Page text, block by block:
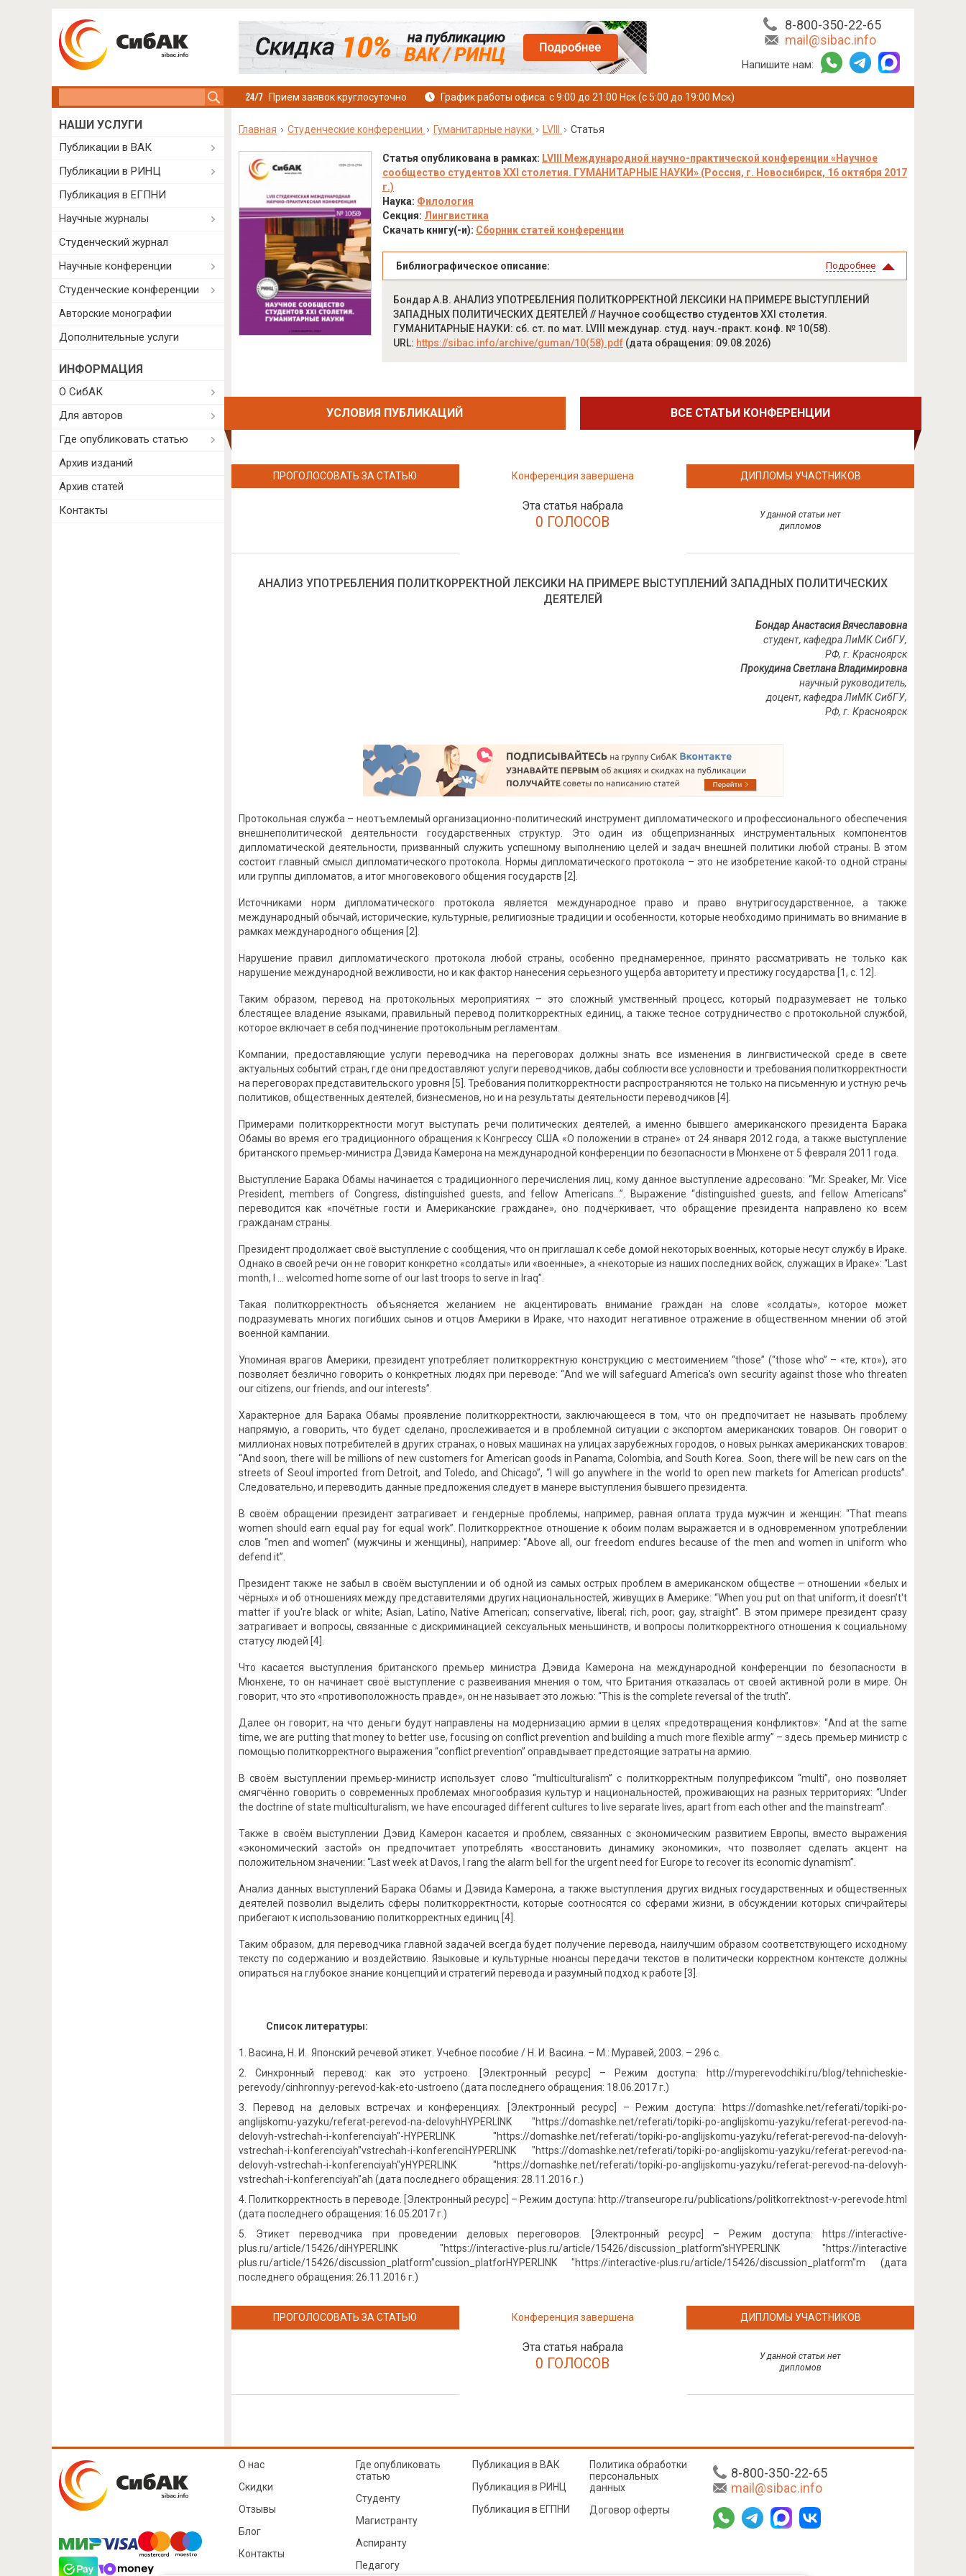
8-800-350-22-65
mail@sibac.info
Напишите нам:
Прием заявок круглосуточно График работы офиса: с 9:00 до 21:00 Нск (с 5:00 до 19:00 Мск)
Главная Студенческие конференции Гуманитарные науки LVIII Статья
Статья опубликована в рамках: LVIII Международной научно-практической конференции «Научное
сообщество студентов XXI столетия. ГУМАНИТАРНЫЕ НАУКИ» (Россия, г. Новосибирск, 16 октября 2017
г.)
Наука: Филология
Секция: Лингвистика
Скачать книгу(-и): Сборник статей конференции
Библиографическое описание: Подробнее
Бондар А.В. АНАЛИЗ УПОТРЕБЛЕНИЯ ПОЛИТКОРРЕКТНОЙ ЛЕКСИКИ НА ПРИМЕРЕ ВЫСТУПЛЕНИЙ
ЗАПАДНЫХ ПОЛИТИЧЕСКИХ ДЕЯТЕЛЕЙ // Научное сообщество студентов XXI столетия.
ГУМАНИТАРНЫЕ НАУКИ: сб. ст. по мат. LVIII междунар. студ. науч.-практ. конф. № 10(58).
URL: https://sibac.info/archive/guman/10(58).pdf(дата обращения: 09.08.2026)
УСЛОВИЯ ПУБЛИКАЦИЙ ВСЕ СТАТЬИ КОНФЕРЕНЦИИ
ПРОГОЛОСОВАТЬ ЗА СТАТЬЮ Конференция завершена
Эта статья набрала
0 ГОЛОСОВ
ДИПЛОМЫ УЧАСТНИКОВ
У данной статьи нет
дипломов
АНАЛИЗ УПОТРЕБЛЕНИЯ ПОЛИТКОРРЕКТНОЙ ЛЕКСИКИ НА ПРИМЕРЕ ВЫСТУПЛЕНИЙ ЗАПАДНЫХ ПОЛИТИЧЕСКИХ
ДЕЯТЕЛЕЙ
Бондар Анастасия Вячеславовна
студент, кафедра ЛиМК СибГУ,
РФ, г. Красноярск
Прокудина Светлана Владимировна
научный руководитель,
доцент, кафедра ЛиМК СибГУ,
РФ, г. Красноярск
Протокольная служба – неотъемлемый организационно-политический инструмент дипломатического и профессионального обеспечения
внешнеполитической деятельности государственных структур. Это один из общепризнанных инструментальных компонентов
дипломатической деятельности, призванный служить успешному выполнению целей и задач внешней политики любой страны. В этом
состоит главный смысл дипломатического протокола. Нормы дипломатического протокола – это не изобретение какой-то одной страны
или группы дипломатов, а итог многовекового общения государств [2].
Источниками норм дипломатического протокола является международное право и право внутригосударственное, а также
международный обычай, исторические, культурные, религиозные традиции и особенности, которые необходимо принимать во внимание в
рамках международного общения [2].
Нарушение правил дипломатического протокола любой страны, особенно преднамеренное, принято рассматривать не только как
нарушение международной вежливости, но и как фактор нанесения серьезного ущерба авторитету и престижу государства [1, с. 12].
Таким образом, перевод на протокольных мероприятиях – это сложный умственный процесс, который подразумевает не только
блестящее владение языками, правильный перевод политкорректных единиц, а также тесное сотрудничество с протокольной службой,
которое включает в себя подчинение протокольным регламентам.
Компании, предоставляющие услуги переводчика на переговорах должны знать все изменения в лингвистической среде в свете
актуальных событий стран, где они предоставляют услуги переводчиков, дабы соблюсти все условности и требования политкорректности
на переговорах представительского уровня [5]. Требования политкорректности распространяются не только на письменную и устную речь
политиков, общественных деятелей, бизнесменов, но и на результаты деятельности переводчиков [4].
Примерами политкорректности могут выступать речи политических деятелей, а именно бывшего американского президента Барака
Обамы во время его традиционного обращения к Конгрессу США «О положении в стране» от 24 января 2012 года, а также выступление
британского премьер-министра Дэвида Камерона на международной конференции по безопасности в Мюнхене от 5 февраля 2011 года.
Выступление Барака Обамы начинается с традиционного перечисления лиц, кому данное выступление адресовано: “Mr. Speaker, Mr. Vice
President, members of Congress, distinguished guests, and fellow Americans…”. Выражение “distinguished guests, and fellow Americans”
переводится как «почётные гости и Американские граждане», оно подчёркивает, что обращение президента направлено ко всем
гражданам страны.
Президент продолжает своё выступление с сообщения, что он приглашал к себе домой некоторых военных, которые несут службу в Ираке.
Однако в своей речи он не говорит конкретно «солдаты» или «военные», а «некоторые из наших последних войск, служащих в Ираке»: “Last
month, I … welcomed home some of our last troops to serve in Iraq”.
Такая политкорректность объясняется желанием не акцентировать внимание граждан на слове «солдаты», которое может
подразумевать многих погибших сынов и отцов Америки в Ираке, что находит негативное отражение в общественном мнении об этой
военной кампании.
Упоминая врагов Америки, президент употребляет политкорректную конструкцию с местоимением “those” (“those who” – «те, кто»), это
позволяет безлично говорить о конкретных людях при переводе: “And we will safeguard America's own security against those who threaten
our citizens, our friends, and our interests”.
Характерное для Барака Обамы проявление политкорректности, заключающееся в том, что он предпочитает не называть проблему
напрямую, а говорить, что будет сделано, прослеживается и в проблемной ситуации с экспортом американских товаров. Он говорит о
миллионах новых потребителей в других странах, о новых машинах на улицах зарубежных городов, о новых рынках американских товаров:
“And soon, there will be millions of new customers for American goods in Panama, Colombia, and South Korea. Soon, there will be new cars on the
streets of Seoul imported from Detroit, and Toledo, and Chicago”, “I will go anywhere in the world to open new markets for American products”.
Следовательно, и переводить данные предложения следует в манере выступления бывшего президента.
В своём обращении президент затрагивает и гендерные проблемы, например, равная оплата труда мужчин и женщин: “That means
women should earn equal pay for equal work”. Политкорректное отношение к обоим полам выражается и в одновременном употреблении
слов “men and women” (мужчины и женщины), например: “Above all, our freedom endures because of the men and women in uniform who
defend it”.
Президент также не забыл в своём выступлении и об одной из самых острых проблем в американском обществе – отношении «белых и
чёрных» и об отношениях между представителями других национальностей, живущих в Америке: “When you put on that uniform, it doesn’t't
matter if you're black or white; Asian, Latino, Native American; conservative, liberal; rich, poor; gay, straight”. В этом примере президент сразу
затрагивает и вопросы, связанные с дискриминацией сексуальных меньшинств, и вопросы политкорректного отношения к социальному
статусу людей [4].
Что касается выступления британского премьер министра Дэвида Камерона на международной конференции по безопасности в
Мюнхене, то он начинает своё выступление с развеивания мнения о том, что Британия отказалась от своей активной роли в мире. Он
говорит, что это «противоположность правде», он не называет это ложью: “This is the complete reversal of the truth”.
Далее он говорит, на что деньги будут направлены на модернизацию армии в целях «предотвращения конфликтов»: “And at the same
time, we are putting that money to better use, focusing on conflict prevention and building a much more flexible army” – здесь премьер министр с
помощью политкорректного выражения “conflict prevention” оправдывает предстоящие затраты на армию.
В своём выступлении премьер-министр использует слово “multiculturalism” с политкорректным полупрефиксом “multi”, оно позволяет
смягчённо говорить о современных проблемах многообразия культур и национальностей, проживающих на разных территориях: “Under
the doctrine of state multiculturalism, we have encouraged different cultures to live separate lives, apart from each other and the mainstream”.
Также в своём выступлении Дэвид Камерон касается и проблем, связанных с экономическим развитием Европы, вместо выражения
«экономический застой» он предпочитает употреблять «восстановить динамику экономики», что позволяет сделать акцент на
положительном значении: “Last week at Davos, I rang the alarm bell for the urgent need for Europe to recover its economic dynamism”.
Анализ данных выступлений Барака Обамы и Дэвида Камерона, а также выступления других видных государственных и общественных
деятелей позволил выделить сферы политкорректности, которые соотносятся со сферами жизни, в обсуждении которых спичрайтеры
прибегают к использованию политкорректных единиц [4].
Таким образом, для переводчика главной задачей всегда будет получение перевода, наилучшим образом соответствующего исходному
тексту по содержанию и воздействию. Языковые и культурные нюансы передачи текстов в политически корректном контексте должны
опираться на глубокое знание концепций и стратегий перевода и разумный подход к работе [3].
Список литературы:
Васина, Н. И. Японский речевой этикет. Учебное пособие / Н. И. Васина. – М.: Муравей, 2003. – 296 с.
Cинхронный перевод: как это устроено. [Электронный ресурс] – Режим доступа: http://myperevodchiki.ru/blog/tehnicheskie-
perevody/cinhronnyy-perevod-kak-eto-ustroeno (дата последнего обращения: 18.06.2017 г.)
Перевод на деловых встречах и конференциях. [Электронный ресурс] – Режим доступа: https://domashke.net/referati/topiki-po-
anglijskomu-yazyku/referat-perevod-na-delovyhHYPERLINK "https://domashke.net/referati/topiki-po-anglijskomu-yazyku/referat-perevod-na-
delovyh-vstrechah-i-konferenciyah"-HYPERLINK "https://domashke.net/referati/topiki-po-anglijskomu-yazyku/referat-perevod-na-delovyh-
vstrechah-i-konferenciyah"vstrechah-i-konferenciHYPERLINK "https://domashke.net/referati/topiki-po-anglijskomu-yazyku/referat-perevod-na-
delovyh-vstrechah-i-konferenciyah"yHYPERLINK "https://domashke.net/referati/topiki-po-anglijskomu-yazyku/referat-perevod-na-delovyh-
vstrechah-i-konferenciyah"ah (дата последнего обращения: 28.11.2016 г.)
Политкорректность в переводе. [Электронный ресурс] – Режим доступа: http://transeurope.ru/publications/politkorrektnost-v-perevode.html
(дата последнего обращения: 16.05.2017 г.)
Этикет переводчика при проведении деловых переговоров. [Электронный ресурс] – Режим доступа: https://interactive-
plus.ru/article/15426/diHYPERLINK "https://interactive-plus.ru/article/15426/discussion_platform"sHYPERLINK "https://interactive
plus.ru/article/15426/discussion_platform"cussion_platforHYPERLINK "https://interactive-plus.ru/article/15426/discussion_platform"m (дата
последнего обращения: 26.11.2016 г.)
ПРОГОЛОСОВАТЬ ЗА СТАТЬЮ Конференция завершена
Эта статья набрала
0 ГОЛОСОВ
ДИПЛОМЫ УЧАСТНИКОВ
У данной статьи нет
дипломов
НАШИ УСЛУГИ
Публикации в ВАК
Публикации в РИНЦ
Публикация в ЕГПНИ
Научные журналы
Студенческий журнал
Научные конференции
Студенческие конференции
Авторские монографии
Дополнительные услуги
ИНФОРМАЦИЯ
О СибАК
Для авторов
Где опубликовать статью
Архив изданий
Архив статей
Контакты
8-800-350-22-65
mail@sibac.info
О нас
Скидки
Отзывы
Блог
Контакты
Где опубликовать
статью
Студенту
Магистранту
Аспиранту
Педагогу
Публикация в ВАК
Публикация в РИНЦ
Публикация в ЕГПНИ
Политика обработки
персональных
данных
Договор оферты